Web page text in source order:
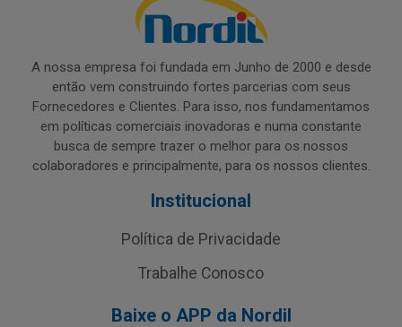
A nossa empresa foi fundada em Junho de 2000 e desde
então vem construindo fortes parcerias com seus
Fornecedores e Clientes. Para isso, nos fundamentamos
em políticas comerciais inovadoras e numa constante
busca de sempre trazer o melhor para os nossos
colaboradores e principalmente, para os nossos clientes.
Institucional
Política de Privacidade
Trabalhe Conosco
Baixe o APP da Nordil